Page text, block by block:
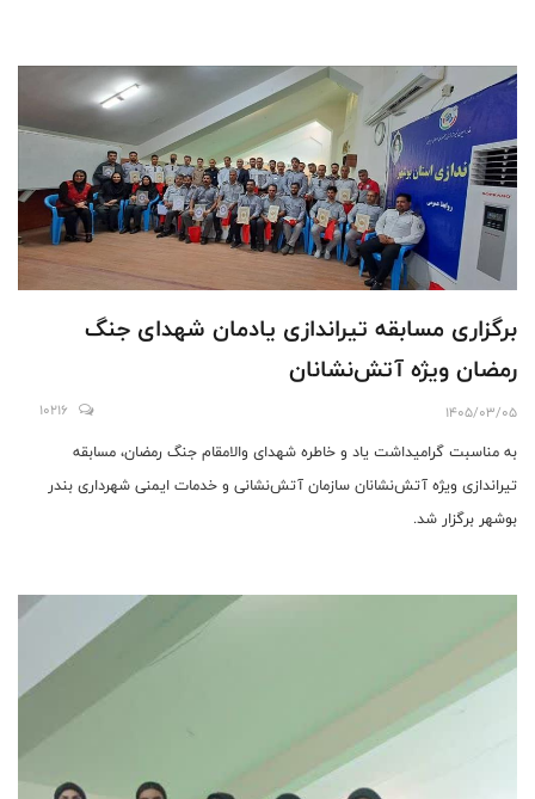
برگزاری مسابقه تیراندازی یادمان شهدای جنگ
رمضان ویژه آتش‌نشانان
1405/03/05
10216
به مناسبت گرامیداشت یاد و خاطره شهدای والامقام جنگ رمضان، مسابقه
تیراندازی ویژه آتش‌نشانان سازمان آتش‌نشانی و خدمات ایمنی شهرداری بندر
بوشهر برگزار شد.